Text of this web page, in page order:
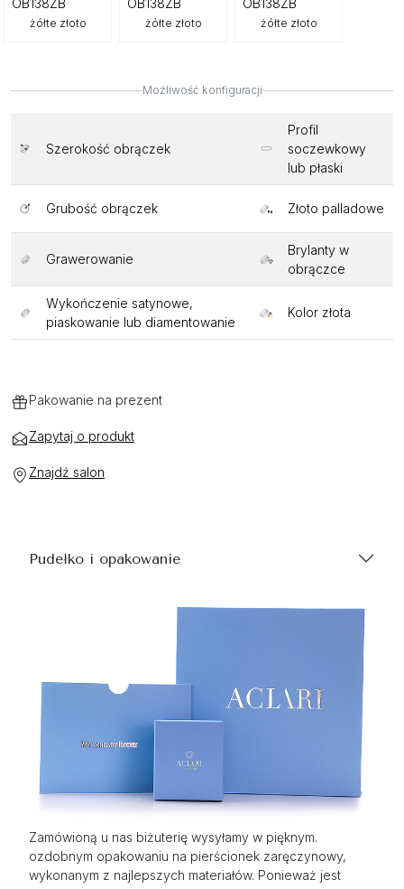
żółte złoto żółte złoto żółte złoto
Możliwość konfiguracji
Szerokość obrączek
Profil
soczewkowy
lub płaski
Grubość obrączek Złoto palladowe
Grawerowanie
Brylanty w
obrączce
Wykończenie satynowe,
piaskowanie lub diamentowanie
Kolor złota
Pakowanie na prezent
Zapytaj o produkt
Znajdź salon
Pudełko i opakowanie
Zamówioną u nas biżuterię wysyłamy w pięknym.
ozdobnym opakowaniu na pierścionek zaręczynowy,
wykonanym z najlepszych materiałów. Ponieważ jest